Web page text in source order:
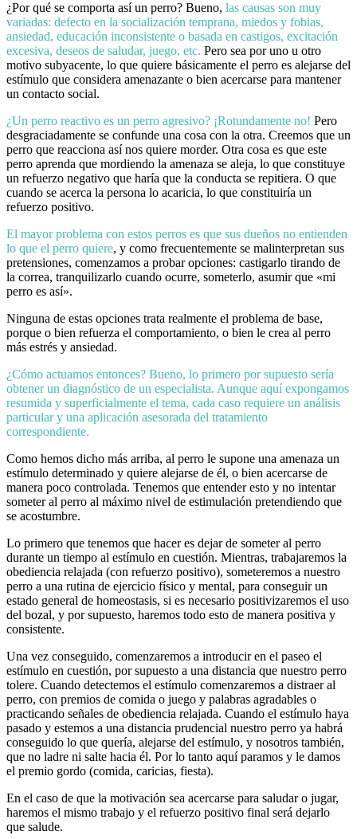
¿Por qué se comporta así un perro? Bueno, las causas son muy
variadas: defecto en la socialización temprana, miedos y fobias,
ansiedad, educación inconsistente o basada en castigos, excitación
excesiva, deseos de saludar, juego, etc. Pero sea por uno u otro
motivo subyacente, lo que quiere básicamente el perro es alejarse del
estímulo que considera amenazante o bien acercarse para mantener
un contacto social.
¿Un perro reactivo es un perro agresivo? ¡Rotundamente no! Pero
desgraciadamente se confunde una cosa con la otra. Creemos que un
perro que reacciona así nos quiere morder. Otra cosa es que este
perro aprenda que mordiendo la amenaza se aleja, lo que constituye
un refuerzo negativo que haría que la conducta se repitiera. O que
cuando se acerca la persona lo acaricia, lo que constituiría un
refuerzo positivo.
El mayor problema con estos perros es que sus dueños no entienden
lo que el perro quiere, y como frecuentemente se malinterpretan sus
pretensiones, comenzamos a probar opciones: castigarlo tirando de
la correa, tranquilizarlo cuando ocurre, someterlo, asumir que «mi
perro es así».
Ninguna de estas opciones trata realmente el problema de base,
porque o bien refuerza el comportamiento, o bien le crea al perro
más estrés y ansiedad.
¿Cómo actuamos entonces? Bueno, lo primero por supuesto sería
obtener un diagnóstico de un especialista. Aunque aquí expongamos
resumida y superficialmente el tema, cada caso requiere un análisis
particular y una aplicación asesorada del tratamiento
correspondiente.
Como hemos dicho más arriba, al perro le supone una amenaza un
estímulo determinado y quiere alejarse de él, o bien acercarse de
manera poco controlada. Tenemos que entender esto y no intentar
someter al perro al máximo nivel de estimulación pretendiendo que
se acostumbre.
Lo primero que tenemos que hacer es dejar de someter al perro
durante un tiempo al estímulo en cuestión. Mientras, trabajaremos la
obediencia relajada (con refuerzo positivo), someteremos a nuestro
perro a una rutina de ejercicio físico y mental, para conseguir un
estado general de homeostasis, si es necesario positivizaremos el uso
del bozal, y por supuesto, haremos todo esto de manera positiva y
consistente.
Una vez conseguido, comenzaremos a introducir en el paseo el
estímulo en cuestión, por supuesto a una distancia que nuestro perro
tolere. Cuando detectemos el estímulo comenzaremos a distraer al
perro, con premios de comida o juego y palabras agradables o
practicando señales de obediencia relajada. Cuando el estímulo haya
pasado y estemos a una distancia prudencial nuestro perro ya habrá
conseguido lo que quería, alejarse del estímulo, y nosotros también,
que no ladre ni salte hacia él. Por lo tanto aquí paramos y le damos
el premio gordo (comida, caricias, fiesta).
En el caso de que la motivación sea acercarse para saludar o jugar,
haremos el mismo trabajo y el refuerzo positivo final será dejarlo
que salude.